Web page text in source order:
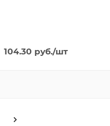
104.30 руб./шт